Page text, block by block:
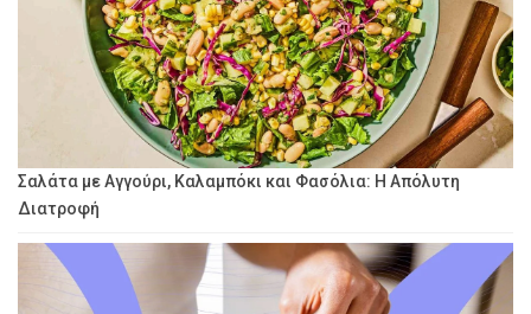
Σαλάτα με Αγγούρι, Καλαμπόκι και Φασόλια: Η Απόλυτη
Διατροφή